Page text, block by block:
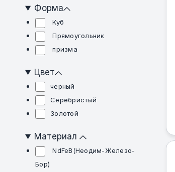
Форма
Куб
Прямоугольник
призма
Цвет
черный
Серебристый
Золотой
Материал
NdFeB(Неодим-Железо-
Бор)